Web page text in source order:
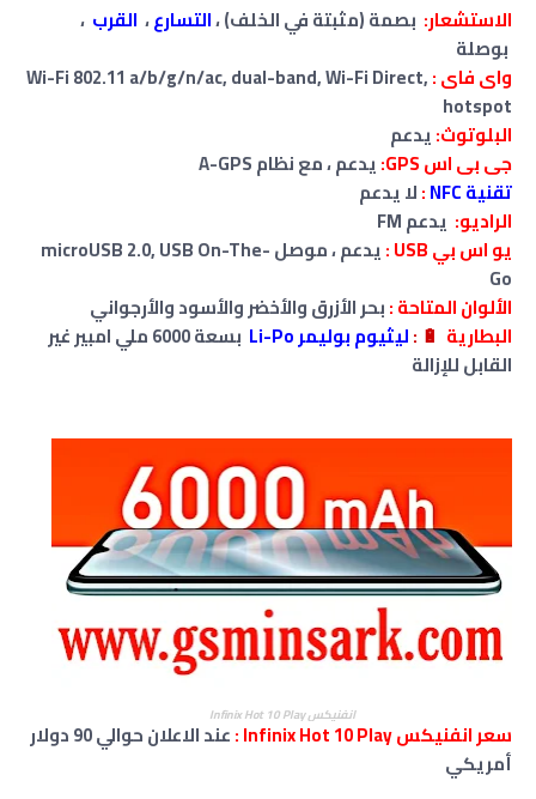
الاستشعار: بصمة (مثبتة في الخلف) ،التسارع، القرب ،
بوصلة
واى فاى :Wi-Fi 802.11 a/b/g/n/ac, dual-band, Wi-Fi Direct,
hotspot
البلوتوث:يدعم
جى بى اس GPS:
يدعم ، مع نظام A-GPS
تقنية NFC
:لايدعم
الراديو: يدعم FM
يو اس بي USB :
يدعم ، موصل microUSB 2.0, USB On-The-
Go
الألوان المتاحة :بحر الأزرق والأخضر والأسود والأرجواني
البطارية 🔋
:ليثيوم بوليمر Li-Po بسعة
6000 ملي امبير غير
القابل للإزالة
انفنيكس Infinix Hot 10 Play
سعر انفنيكس Infinix Hot 10 Play :
عند الاعلان حوالي 90 دولار
أمريكي